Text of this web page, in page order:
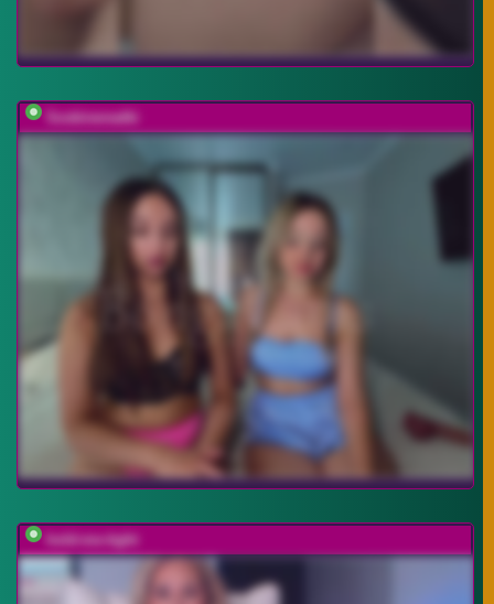
Soskinerealki
hold-me-tight